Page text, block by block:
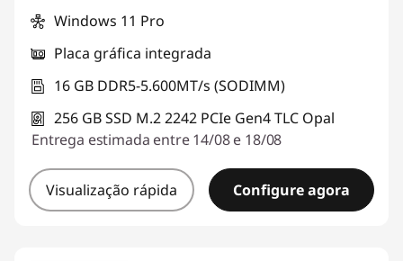
Windows 11 Pro
Placa gráfica integrada
16 GB DDR5-5.600MT/s (SODIMM)
256 GB SSD M.2 2242 PCIe Gen4 TLC Opal
Entrega estimada entre 14/08 e 18/08
Visualização rápida Configure agora